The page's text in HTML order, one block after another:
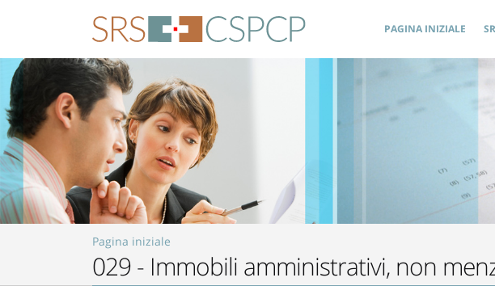
PAGINA INIZIALE
Pagina iniziale
029 - Immobili amministrativi, non